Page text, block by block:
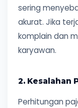
sering
akurat. Jika
komplain dan
karyawan.
2. Kesalahan
Perhitungan